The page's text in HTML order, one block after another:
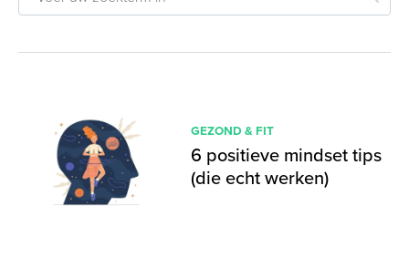
GEZOND & FIT
6 positieve mindset tips
(die echt werken)